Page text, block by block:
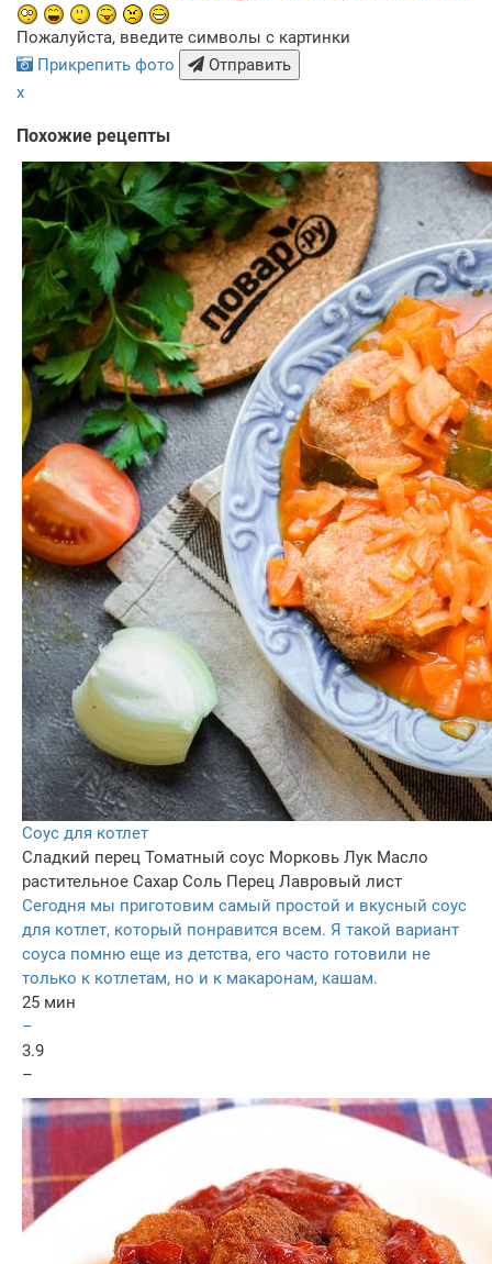
Пожалуйста, введите символы с картинки
Прикрепить фото
Отправить
x
Похожие рецепты
Соус для котлет
Сладкий перец Томатный соус Морковь Лук Масло
растительное Сахар Соль Перец Лавровый лист
Сегодня мы приготовим самый простой и вкусный соус
для котлет, который понравится всем. Я такой вариант
соуса помню еще из детства, его часто готовили не
только к котлетам, но и к макаронам, кашам.
25 мин
–
3.9
–